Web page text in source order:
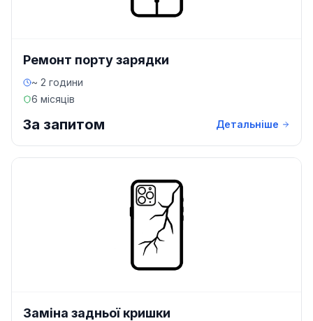
Ремонт порту зарядки
~ 2 години
6 місяців
За запитом Детальніше
Заміна задньої кришки